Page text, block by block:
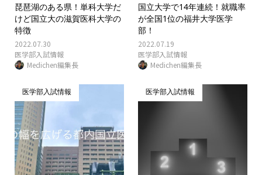
琵琶湖のある県！単科大学だ
けど国立大の滋賀医科大学の
特徴
2022.07.30
医学部入試情報
Medichen編集長
国立大学で14年連続！就職率
が全国1位の福井大学医学
部！
2022.07.19
医学部入試情報
Medichen編集長
医学部入試情報 医学部入試情報